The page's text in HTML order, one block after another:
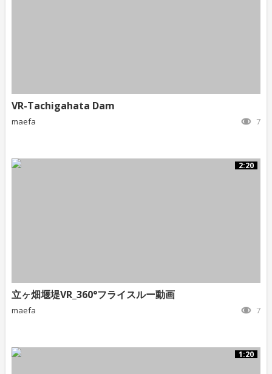
VR-Tachigahata Dam
maefa 7
2:20
立ヶ畑堰堤VR_360°フライスルー動画
maefa 7
1:20